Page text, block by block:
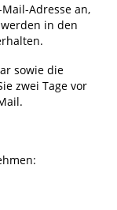
Adresse an,
in den
sowie die
zwei Tage vor